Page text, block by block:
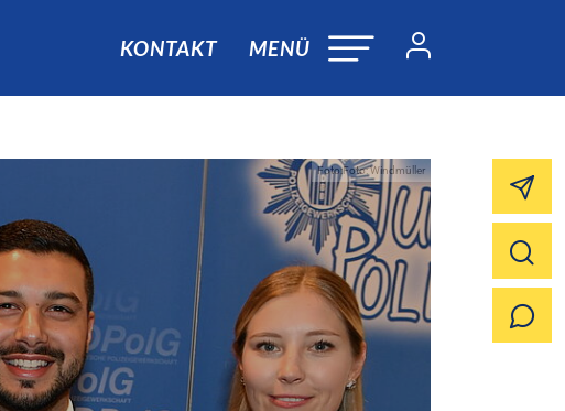
KONTAKT MENÜ
Foto:Foto: Windmüller